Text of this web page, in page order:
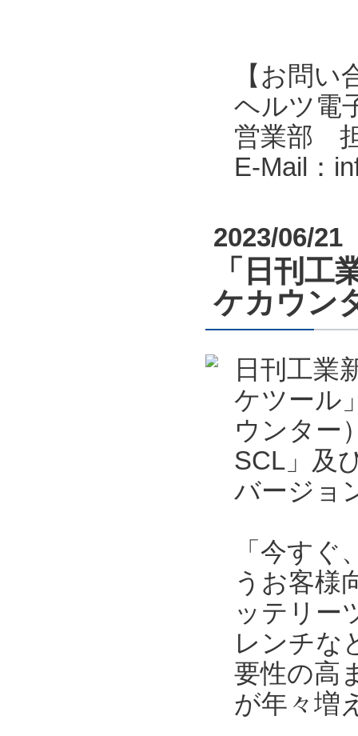
【お問い
ヘルツ電
営業部
E-Mail：
2023/06/21
「日刊工
ケカウン
日刊工業
ケツール
ウンター
SCL」及
バージョ
「今す
うお客様
ッテリー
レンチな
要性の高
が年々増